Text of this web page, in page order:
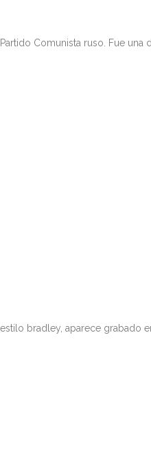
Comunista ruso. Fue una
bradley, aparece grabado